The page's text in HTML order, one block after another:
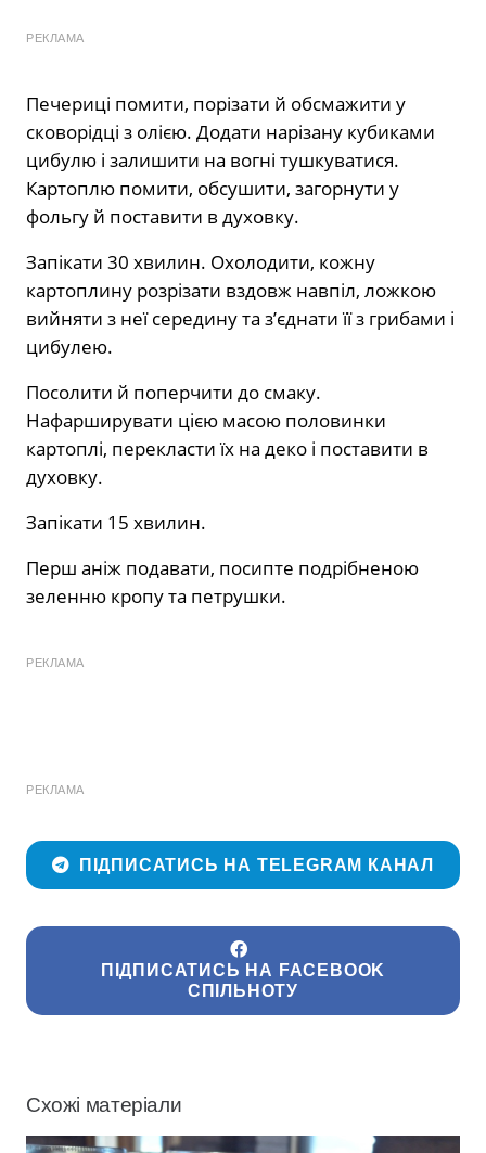
РЕКЛАМА
Печериці помити, порізати й обсмажити у
сковорідці з олією. Додати нарізану кубиками
цибулю і залишити на вогні тушкуватися.
Картоплю помити, обсушити, загорнути у
фольгу й поставити в духовку.
Запікати 30 хвилин. Охолодити, кожну
картоплину розрізати вздовж навпіл, ложкою
вийняти з неї середину та з’єднати її з грибами і
цибулею.
Посолити й поперчити до смаку.
Нафарширувати цією масою половинки
картоплі, перекласти їх на деко і поставити в
духовку.
Запікати 15 хвилин.
Перш аніж подавати, посипте подрібненою
зеленню кропу та петрушки.
РЕКЛАМА
РЕКЛАМА
ПІДПИСАТИСЬ НА TELEGRAM КАНАЛ
ПІДПИСАТИСЬ НА FACEBOOK
СПІЛЬНОТУ
Схожі матеріали